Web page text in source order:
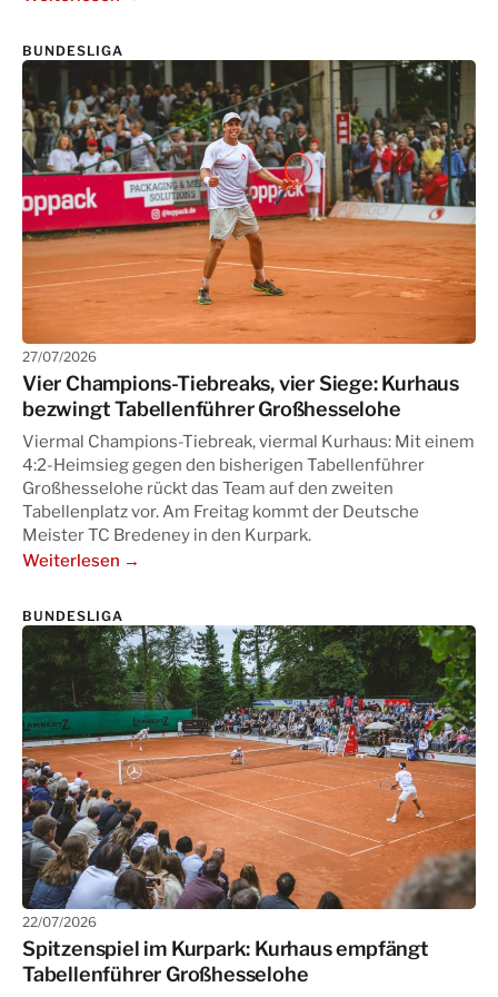
BUNDESLIGA
27/07/2026
Vier Champions-Tiebreaks, vier Siege: Kurhaus
bezwingt Tabellenführer Großhesselohe
Viermal Champions-Tiebreak, viermal Kurhaus: Mit einem
4:2-Heimsieg gegen den bisherigen Tabellenführer
Großhesselohe rückt das Team auf den zweiten
Tabellenplatz vor. Am Freitag kommt der Deutsche
Meister TC Bredeney in den Kurpark.
Weiterlesen →
BUNDESLIGA
22/07/2026
Spitzenspiel im Kurpark: Kurhaus empfängt
Tabellenführer Großhesselohe